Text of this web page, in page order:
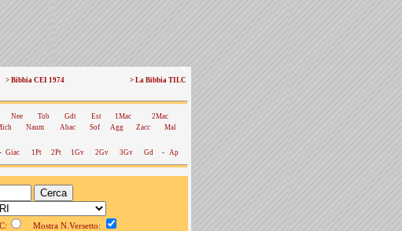
> Bibbia CEI 1974 > La Bibbia TILC
Nee Tob Gdt Est 1Mac
2Mac
Naum Abac Sof Agg Zacc Mal
- Giac 1Pt 2Pt 1Gv 2Gv 3Gv Gd - Ap
Mostra N.Versetto: